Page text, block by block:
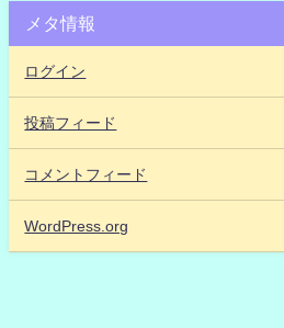
メタ情報
ログイン
投稿フィード
コメントフィード
WordPress.org